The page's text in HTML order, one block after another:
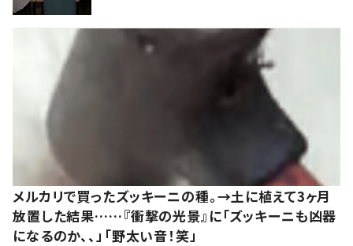
メルカリで買ったズッキーニの種。→土に植えて3ヶ月
放置した結果……『衝撃の光景』に「ズッキーニも凶器
になるのか、、」「野太い音！笑」